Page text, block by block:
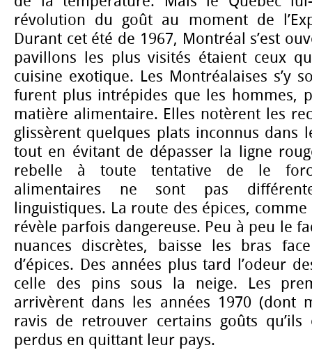
révolution du goût au moment de
Durant cet été de 1967, Montréal s’est
pavillons les plus visités étaient ceux
cuisine exotique. Les Montréalaises s’y
furent plus intrépides que les hommes,
matière alimentaire. Elles notèrent les
glissèrent quelques plats inconnus dans
tout en évitant de dépasser la ligne
rebelle à toute tentative de le
alimentaires ne sont pas
linguistiques. La route des épices, comme
révèle parfois dangereuse. Peu à peu le
nuances discrètes, baisse les bras
d’épices. Des années plus tard l’odeur
celle des pins sous la neige. Les
arrivèrent dans les années 1970 (dont
ravis de retrouver certains goûts qu’ils
perdus en quittant leur pays.